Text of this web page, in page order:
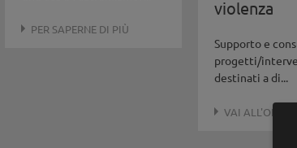
PER SAPERNE DI PIÙ
violenza
Supporto e
progetti/
destinati a di...
VAI